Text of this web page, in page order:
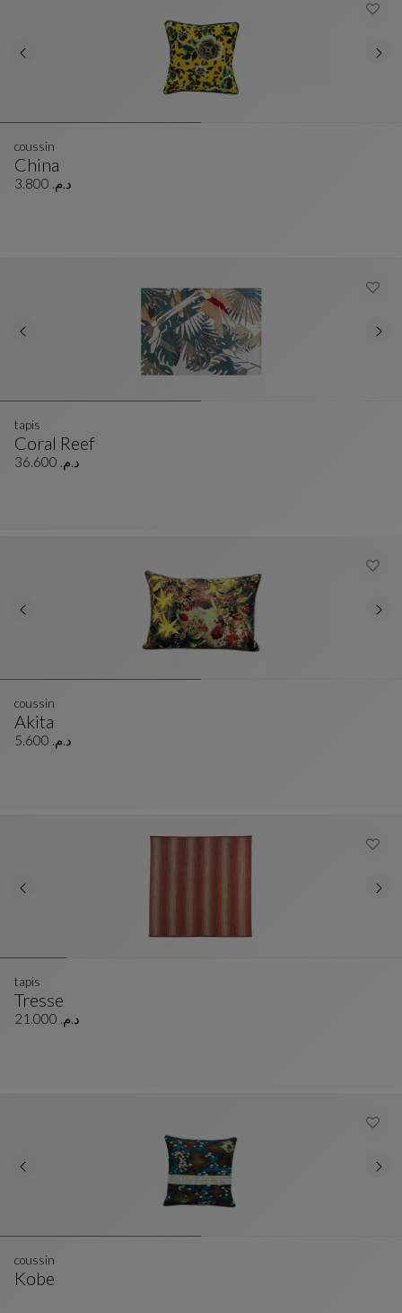
China
Coussin
Voir La Description Complète
coussin
د.م. 3.800
Coral Reef
Tapis
Voir La Description Complète
tapis
د.م. 36.600
Akita
Coussin
Voir La Description Complète
coussin
د.م. 5.600
Tresse
Tapis
Voir La Description Complète
tapis
د.م. 21.000
Kobe
coussin